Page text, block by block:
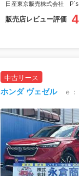
日産東京販売株式会社
販売店レビュー評価
中古リース
ホンダ ヴェゼル